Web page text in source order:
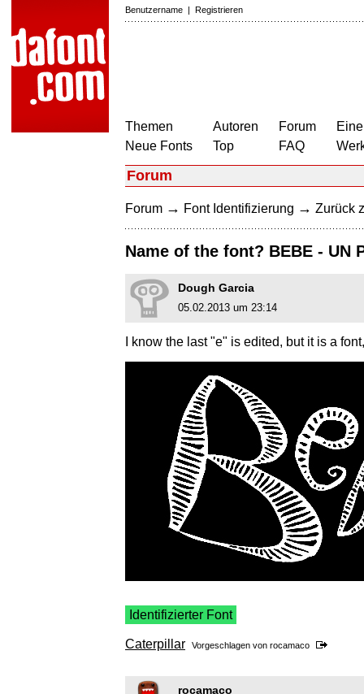
Benutzername | Registrieren
Themen
Neue Fonts
Autoren
Top
Forum
FAQ
Forum
Forum → Font Identifizierung → Zurück
Name of the font? BEBE - UN
Dough Garcia
05.02.2013 um 23:14
I know the last "e" is edited, but it is a
Identifizierter Font
Caterpillar Vorgeschlagen von rocamaco
rocamaco